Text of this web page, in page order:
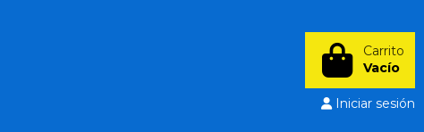
Carrito
Vacío
Iniciar sesión